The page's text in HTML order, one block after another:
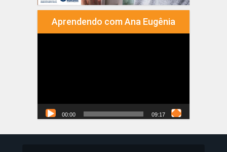
Aprendendo com Ana Eugênia
00:00 09:17